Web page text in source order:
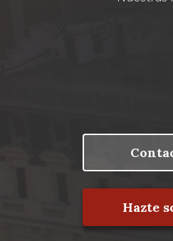
Hazte